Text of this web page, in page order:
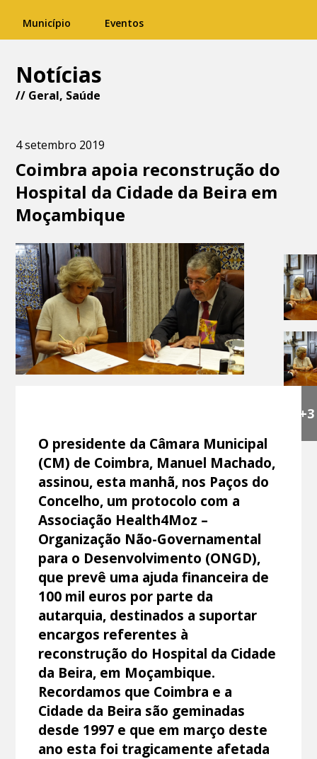
Município Eventos
Notícias
// Geral, Saúde
4 setembro 2019
Coimbra apoia reconstrução do
Hospital da Cidade da Beira em
Moçambique
+3
O presidente da Câmara Municipal
(CM) de Coimbra, Manuel Machado,
assinou, esta manhã, nos Paços do
Concelho, um protocolo com a
Associação Health4Moz –
Organização Não-Governamental
para o Desenvolvimento (ONGD),
que prevê uma ajuda financeira de
100 mil euros por parte da
autarquia, destinados a suportar
encargos referentes à
reconstrução do Hospital da Cidade
da Beira, em Moçambique.
Recordamos que Coimbra e a
Cidade da Beira são geminadas
desde 1997 e que em março deste
ano esta foi tragicamente afetada